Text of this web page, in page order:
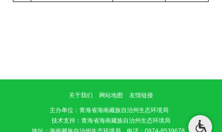
关于我们 网站地图 友情链接
主办单位 ：青海省海南藏族自治州生态环境局
技术支持：青海省海南藏族自治州生态环境局